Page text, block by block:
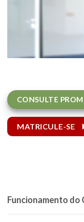
CONSULTE
MATRICULE-SE
Funcionamento do